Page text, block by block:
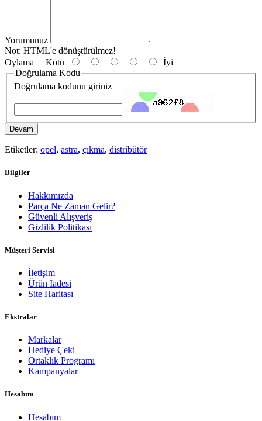
Yorumunuz
Not: HTML'e dönüştürülmez!
Oylama Kötü
İyi
Doğrulama Kodu
Doğrulama kodunu giriniz
Devam
Etiketler: opel, astra, çıkma, distribütör
Bilgiler
Hakkımızda
Parça Ne Zaman Gelir?
Güvenli Alışveriş
Gizlilik Politikası
Müşteri Servisi
İletişim
Ürün İadesi
Site Haritası
Ekstralar
Markalar
Hediye Çeki
Ortaklık Programı
Kampanyalar
Hesabım
Hesabım